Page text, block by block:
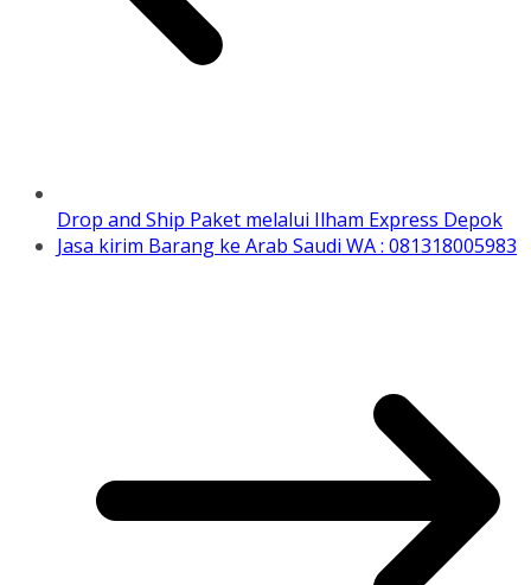
Drop and Ship Paket melalui Ilham Express Depok
Jasa kirim Barang ke Arab Saudi WA : 081318005983